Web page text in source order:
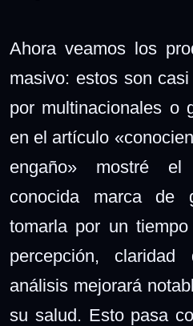
Ahora veamos los
masivo: estos son
por multinacionales o
en el artículo
engaño» mostré
conocida marca de
tomarla por un
percepción,
análisis mejorará
su salud. Esto pasa